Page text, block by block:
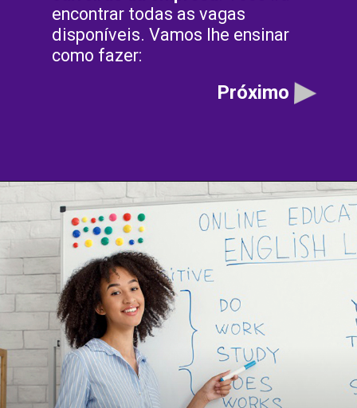
encontrar todas as vagas
disponíveis. Vamos lhe ensinar
como fazer:
Próximo